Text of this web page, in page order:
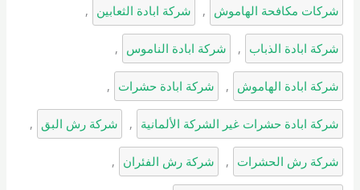
شركات مكافحة الهاموش , شركة ابادة الثعابين ,
شركة ابادة الذباب , شركة ابادة الناموس ,
شركة ابادة الهاموش , شركة ابادة حشرات ,
شركة ابادة حشرات غير الشركة الألمانية , شركة رش البق ,
شركة رش الحشرات , شركة رش الفئران ,